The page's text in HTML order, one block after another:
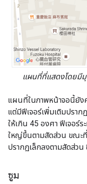
แผนที่ที่แสดงโดยมี
แผนที่ในภาพหน้าจอนี้ยัง
แต่มีฟีเจอร์เพิ่มเติมปร
ให้เกิน 45 องศา ฟีเจอร์
ใหญ่ขึ้นตามสัดส่วน ขณะ
ปรากฏเล็กลงตามสัดส่วน
ซูม